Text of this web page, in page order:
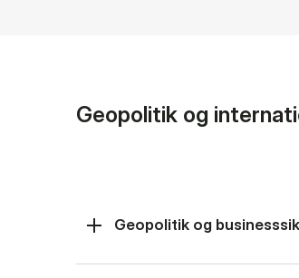
Geopolitik og
Geopolitik og